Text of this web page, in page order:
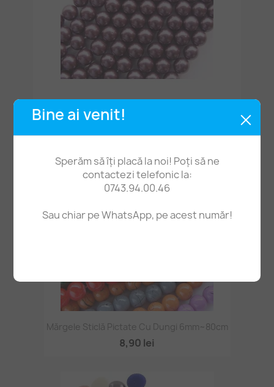
Bine ai venit!
Sperăm să îți placă la noi! Poți să ne
contactezi telefonic la:
0743.94.00.46
Sau chiar pe WhatsApp, pe acest număr!
Mărgele Perle Imitație Sidef 10mm Purpuriu -1buc
Mărgele Sticlă Pictate Cu Dungi 6mm~80cm
8,90 lei